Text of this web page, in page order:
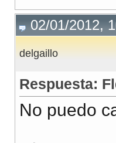
02/01/2012,
delgaillo
Respuesta:
No puedo